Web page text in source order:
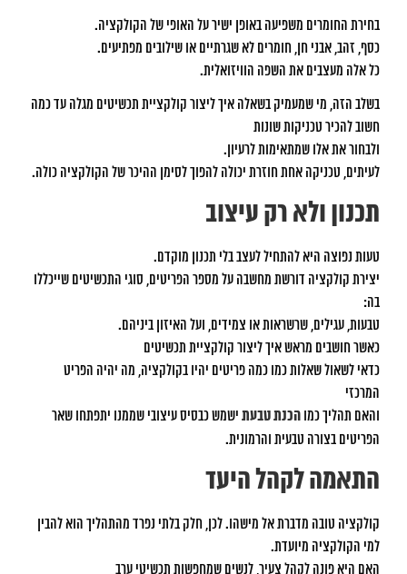
בחירת החומרים משפיעה באופן ישיר על האופי של הקולקציה.
כסף, זהב, אבני חן, חומרים לא שגרתיים או שילובים מפתיעים.
כל אלה מעצבים את השפה הוויזואלית.
בשלב הזה, מי שמעמיק בשאלה איך ליצור קולקציית תכשיטים מגלה עד כמה
חשוב להכיר טכניקות שונות
ולבחור את אלו שמתאימות לרעיון.
לעיתים, טכניקה אחת חוזרת יכולה להפוך לסימן ההיכר של הקולקציה כולה.
תכנון ולא רק עיצוב
טעות נפוצה היא להתחיל לעצב בלי תכנון מוקדם.
יצירת קולקציה דורשת מחשבה על מספר הפריטים, סוגי התכשיטים שייכללו
בה:
טבעות, עגילים, שרשראות או צמידים, ועל האיזון ביניהם.
כאשר חושבים מראש איך ליצור קולקציית תכשיטים
כדאי לשאול שאלות כמו כמה פריטים יהיו בקולקציה, מה יהיה הפריט
המרכזי
והאם תהליך כמו הכנת טבעת ישמש כבסיס עיצובי שממנו יתפתחו שאר
הפריטים בצורה טבעית והרמונית.
התאמה לקהל היעד
קולקציה טובה מדברת אל מישהו. לכן, חלק בלתי נפרד מהתהליך הוא להבין
למי הקולקציה מיועדת.
האם היא פונה לקהל צעיר, לנשים שמחפשות תכשיטי ערב